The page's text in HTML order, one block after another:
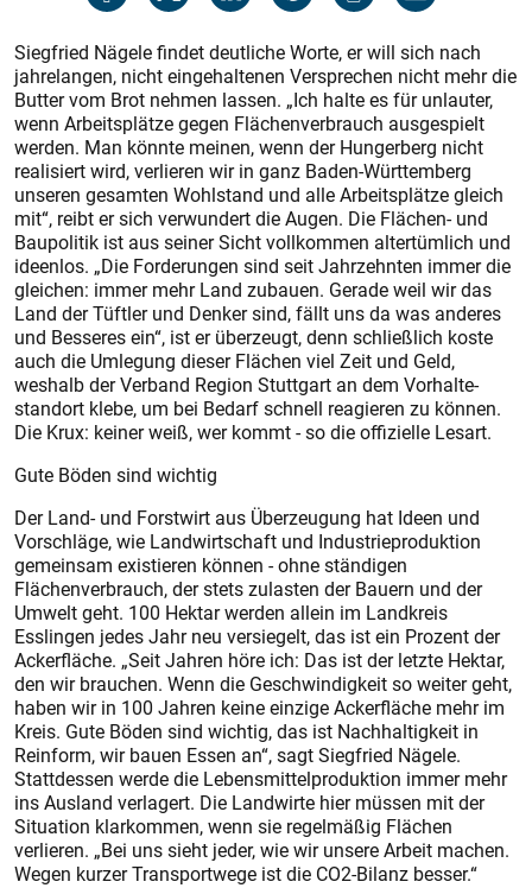
Siegfried Nägele findet deutliche Worte, er will sich nach
jahrelangen, nicht eingehaltenen Versprechen nicht mehr die
Butter vom Brot nehmen lassen. „Ich halte es für unlauter,
wenn Arbeitsplätze gegen Flächenverbrauch ausgespielt
werden. Man könnte meinen, wenn der Hungerberg nicht
realisiert wird, verlieren wir in ganz Baden-Württemberg
unseren gesamten Wohlstand und alle Arbeitsplätze gleich
mit“, reibt er sich verwundert die Augen. Die Flächen- und
Baupolitik ist aus seiner Sicht vollkommen altertümlich und
ideenlos. „Die Forderungen sind seit Jahrzehnten immer die
gleichen: immer mehr Land zubauen. Gerade weil wir das
Land der Tüftler und Denker sind, fällt uns da was anderes
und Besseres ein“, ist er überzeugt, denn schließlich koste
auch die Umlegung dieser Flächen viel Zeit und Geld,
weshalb der Verband Region Stuttgart an dem Vorhalte-
standort klebe, um bei Bedarf schnell reagieren zu können.
Die Krux: keiner weiß, wer kommt - so die offizielle Lesart.
Gute Böden sind wichtig
Der Land- und Forstwirt aus Überzeugung hat Ideen und
Vorschläge, wie Landwirtschaft und Industrieproduktion
gemeinsam existieren können - ohne ständigen
Flächenverbrauch, der stets zulasten der Bauern und der
Umwelt geht. 100 Hektar werden allein im Landkreis
Esslingen jedes Jahr neu versiegelt, das ist ein Prozent der
Ackerfläche. „Seit Jahren höre ich: Das ist der letzte Hektar,
den wir brauchen. Wenn die Geschwindigkeit so weiter geht,
haben wir in 100 Jahren keine einzige Ackerfläche mehr im
Kreis. Gute Böden sind wichtig, das ist Nachhaltigkeit in
Reinform, wir bauen Essen an“, sagt Siegfried Nägele.
Stattdessen werde die Lebensmittelproduktion immer mehr
ins Ausland verlagert. Die Landwirte hier müssen mit der
Situation klarkommen, wenn sie regelmäßig Flächen
verlieren. „Bei uns sieht jeder, wie wir unsere Arbeit machen.
Wegen kurzer Transportwege ist die CO2-Bilanz besser.“